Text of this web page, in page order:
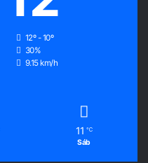
12º - 10º
30%
9.15 km/h
11 ℃
Sáb